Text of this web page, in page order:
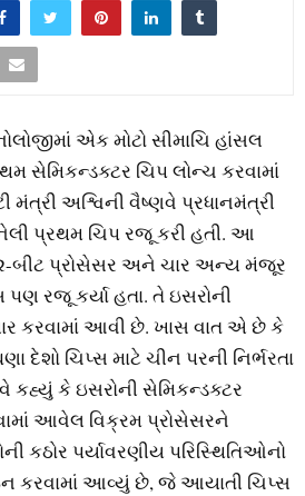
એક મોટો સીમાચિ હાંસલ
સેમિકન્‍ડક્‍ટર ચિપ લોન્‍ચ કરવામાં
અશ્વિની વૈષ્‍ણવે પ્રધાનમંત્રી
પ્રથમ ચિપ રજૂ કરી હતી. આ
બીટ પ્રોસેસર અને ચાર અન્‍ય મંજૂર
રજૂ કર્યા હતા. તે ઇસરોની
કરવામાં આવી છે. ખાસ વાત એ છે કે
દેશો ચિપ્‍સ માટે ચીન પરની નિર્ભરતા
કે ઇસરોની સેમિકન્‍ડક્‍ટર
આવેલ વિક્રમ પ્રોસેસરને
કઠોર પર્યાવરણીય પરિસ્‍થિતિઓનો
કરવામાં આવ્‍યું છે, જે આયાતી ચિપ્‍સ